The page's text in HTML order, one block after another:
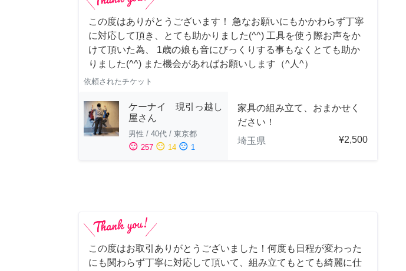
この度はありがとうございます！ 急なお願いにもかかわらず丁寧
に対応して頂き、とても助かりました(^^) 工具を使う際お声をか
けて頂いた為、 1歳の娘も音にびっくりする事もなくとても助か
りました(^^) また機会があればお願いします（^人^）
依頼されたチケット
ケーナイ 現引っ越し
屋さん
男性 / 40代 / 東京都
sentiment_satisfied 257 sentiment_neutral 14 sentiment_dissatisfied 1
家具の組み立て、おまかせく
ださい！
埼玉県
¥2,500
この度はお取引ありがとうございました！何度も日程が変わった
にも関わらず丁寧に対応して頂いて、組み立てもとても綺麗に仕